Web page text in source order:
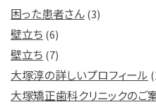
困った患者さん(3)
壁立ち (6)
壁立ち (7)
大塚淳の詳しいプロフィール
大塚矯正歯科クリニックのご